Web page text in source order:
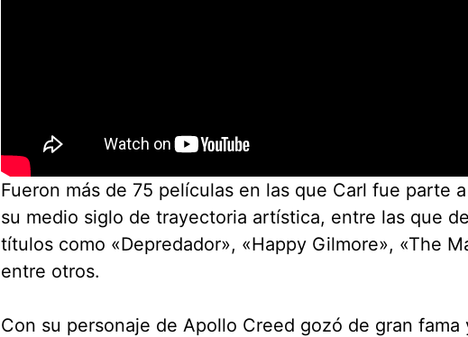
Fueron más de 75 películas en las que Carl fue parte
su medio siglo de trayectoria artística, entre las que
títulos como «Depredador», «Happy Gilmore», «The
entre otros.
Con su personaje de Apollo Creed gozó de gran fama